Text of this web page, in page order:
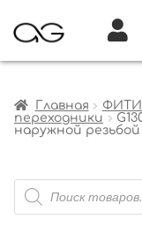
Главная
переходники
наружной резьбой
Поиск
товаров